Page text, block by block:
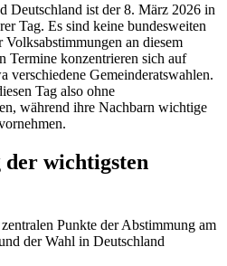
Deutschland ist der 8. März 2026 in
Tag. Es sind keine bundesweiten
an diesem
Termine konzentrieren sich auf
verschiedene Gemeinderatswahlen.
Tag also ohne
während ihre Nachbarn wichtige
der wichtigsten
Punkte der Abstimmung am
der Wahl in Deutschland